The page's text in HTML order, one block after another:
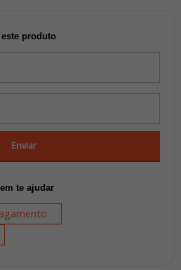
produto
Enviar
te ajudar